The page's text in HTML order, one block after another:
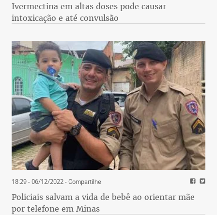
Ivermectina em altas doses pode causar
intoxicação e até convulsão
18:29 - 06/12/2022- Compartilhe
Policiais salvam a vida de bebê ao orientar mãe
por telefone em Minas